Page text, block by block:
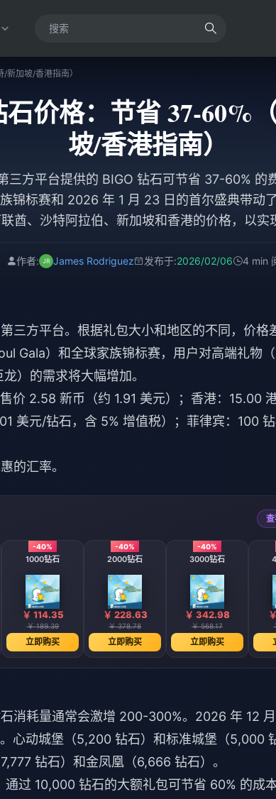
加坡/香港指南）
价格：节省 37-60%
坡/香港指南）
三方平台提供的 BIGO 钻石可节省 37-60% 的
锦标赛和 2026 年 1 月 23 日的首尔盛典带动
酋、沙特阿拉伯、新加坡和香港的价格，以实
作者: James Rodriguez 发布于:2026/02/06 4 min
三方平台。根据礼包大小和地区的不同，价格
Gala）和全球家族锦标赛，用户对高端礼物
）的需求将大幅增加。
价 2.58 新币（约 1.91 美元）；香港：15.00
美元/钻石，含 5% 增值税）；菲律宾：100
的汇率。
查
-40%
1000钻石
￥ 114.35
￥ 189.39
立即购买
-40%
2000钻石
￥ 228.63
￥ 378.78
立即购买
-40%
3000钻石
￥ 342.98
￥ 568.17
立即购买
消耗量通常会激增 200-300%。2026 年 12
心动城堡（5,200 钻石）和标准城堡（5,000
钻石）和金凤凰（6,666 钻石）。
过 10,000 钻石的大额礼包可节省 60% 的成